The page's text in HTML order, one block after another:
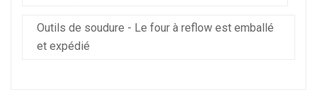
Outils de soudure - Le four à reflow est emballé
et expédié